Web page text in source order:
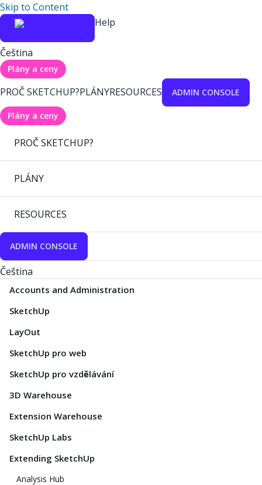
Skip to Content
Help
Čeština
Plány a ceny
PROČ SKETCHUP?PLÁNYRESOURCES ADMIN CONSOLE
Plány a ceny
PROČ SKETCHUP?
PLÁNY
RESOURCES
ADMIN CONSOLE
Čeština
Accounts and Administration
SketchUp
LayOut
SketchUp pro web
SketchUp pro vzdělávání
3D Warehouse
Extension Warehouse
SketchUp Labs
Extending SketchUp
Analysis Hub